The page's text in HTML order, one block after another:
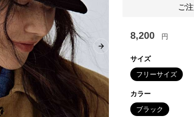
Next slide
ご
8,200 円
サイズ
フリーサイズ
カラー
ブラック